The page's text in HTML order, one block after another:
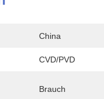
China
CVD/PVD
Brauch